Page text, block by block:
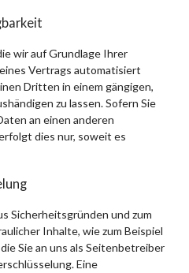
wir auf Grundlage Ihrer
Vertrags automatisiert
Dritten in einem gängigen,
zu lassen. Sofern Sie
an einen anderen
dies nur, soweit es
Sicherheitsgründen und zum
Inhalte, wie zum Beispiel
Sie an uns als Seitenbetreiber
Eine